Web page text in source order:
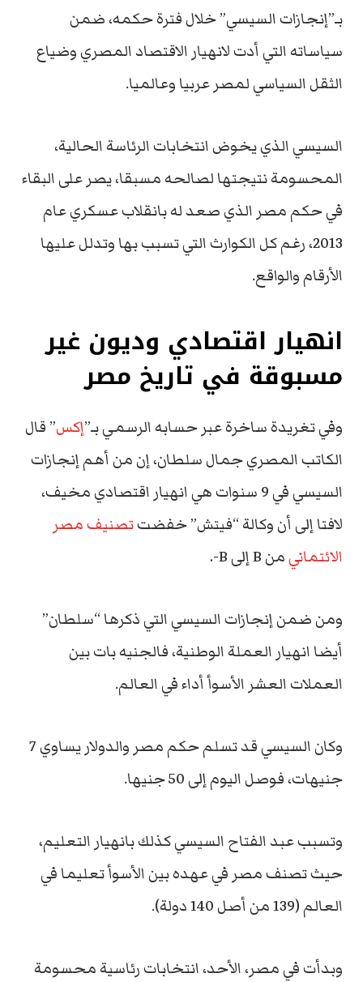
بـ”إنجازات السيسي” خلال فترة حكمه، ضمن
سياساته التي أدت لانهيار الاقتصاد المصري وضياع
الثقل السياسي لمصر عربيا وعالميا.
السيسي الذي يخوض انتخابات الرئاسة الحالية،
المحسومة نتيجتها لصالحه مسبقا، يصر على البقاء
في حكم مصر الذي صعد له بانقلاب عسكري عام
2013، رغم كل الكوارث التي تسبب بها وتدلل عليها
الأرقام والواقع.
انهيار اقتصادي وديون غير
مسبوقة في تاريخ مصر
وفي تغريدة ساخرة عبر حسابه الرسمي بـ”إكس” قال
الكاتب المصري جمال سلطان، إن من أهم إنجازات
السيسي في 9 سنوات هي انهيار اقتصادي مخيف،
لافتا إلى أن وكالة “فيتش” خفضتتصنيف مصر
الائتمانيمن B إلى B-.
ومن ضمن إنجازات السيسي التي ذكرها “سلطان”
أيضا انهيار العملة الوطنية، فالجنيه بات بين
العملات العشر الأسوأ أداء في العالم.
وكان السيسي قد تسلم حكم مصر والدولار يساوي 7
جنيهات، فوصل اليوم إلى 50 جنيها.
وتسبب عبد الفتاح السيسي كذلك بانهيار التعليم،
حيث تصنف مصر في عهده بين الأسوأ تعليما في
العالم (139 من أصل 140 دولة).
وبدأت في مصر، الأحد، انتخابات رئاسية محسومة